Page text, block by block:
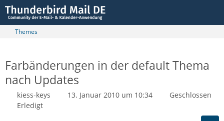
Themes
Farbänderungen in der default Thema
nach Updates
kiess-keys 13. Januar 2010 um 10:34
Geschlossen
Erledigt